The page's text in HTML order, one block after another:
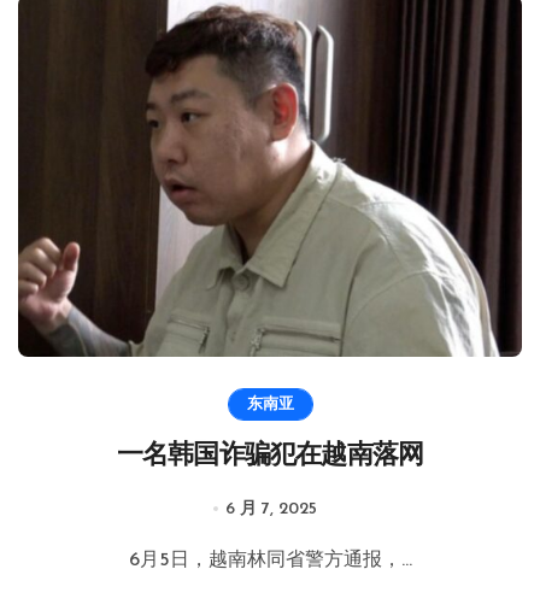
东南亚
一名韩国诈骗犯在越南落网
6 月 7, 2025
6月5日，越南林同省警方通报，...